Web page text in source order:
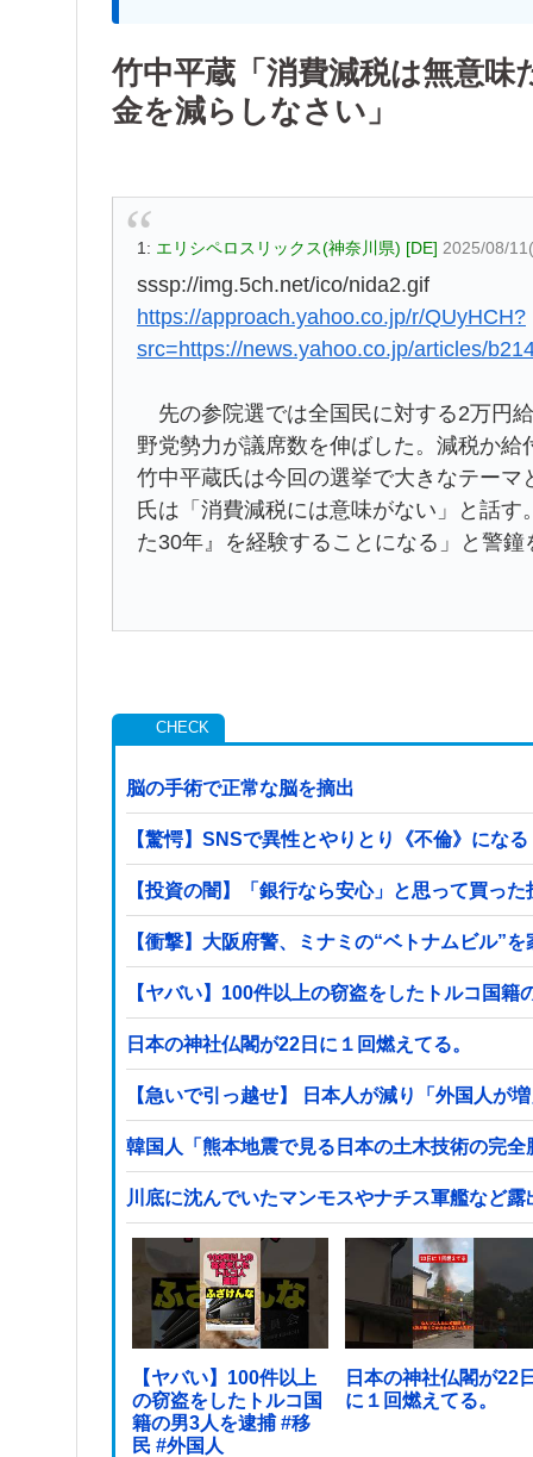
竹中平蔵「消費減税は無意
金を減らしなさい」
1: エリシペロスリックス(神奈川県) [DE] 2025/08/
sssp://img.5ch.net/ico/nida2.gif
https://approach.yahoo.co.jp/r/QUyHCH?
src=https://news.yahoo.co.jp/articles/
先の参院選では全国民に対する2万円
野党勢力が議席数を伸ばした。減税か
竹中平蔵氏は今回の選挙で大きなテー
氏は「消費減税には意味がない」と話
た30年』を経験することになる」と警鐘
脳の手術で正常な脳を摘出
【驚愕】SNSで異性とやりとり《不倫》にな
【投資の闇】「銀行なら安心」と思って買っ
【衝撃】大阪府警、ミナミの“ベトナムビル”
日本の神社仏閣が22日に１回燃えてる。
【急いで引っ越せ】 日本人が減り「外国人
韓国人「熊本地震で見る日本の土木技術の完
川底に沈んでいたマンモスやナチス軍艦など
【ヤバい】100件以上
の窃盗をしたトルコ国
籍の男3人を逮捕 #移
民 #外国人
日本の神社仏閣が22
に１回燃えてる。